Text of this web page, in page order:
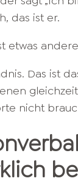
das ist er.
etwas
Das ist
nicht